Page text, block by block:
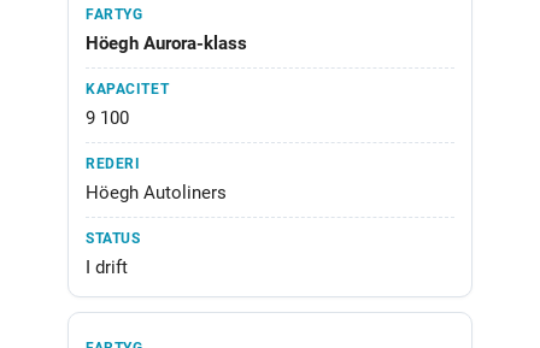
Höegh Aurora-klass
9 100
Höegh Autoliners
I drift